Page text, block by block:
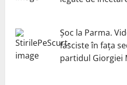
Șoc la Parma.
fasciste în fața
partidul Giorgiei